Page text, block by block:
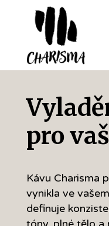
pro
Kávu Charisma
vynikla ve
definuje